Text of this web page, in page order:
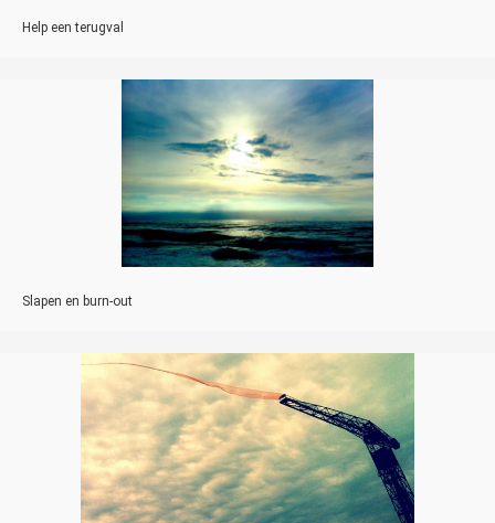
Help een terugval
Slapen en burn-out